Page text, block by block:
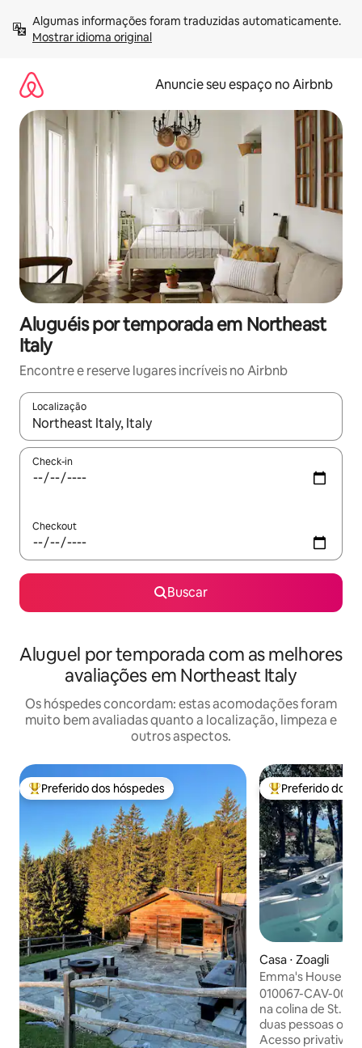
para
Mostrar idioma original
Anuncie seu espaço no Airbnb
Aluguéis por temporada em Northeast
Italy
Encontre e reserve lugares incríveis no Airbnb
Localização
Quando os resultados estiverem disponíveis, explore-os
Check-in
Checkout
Buscar
Aluguel por temporada com as melhores
avaliações em Northeast Italy
Os hóspedes concordam: estas acomodações foram
muito bem avaliadas quanto a localização, limpeza e
outros aspectos.
Entre os melhores preferidos dos hóspedes
Preferido dos hóspedes Entre os
Preferido dos
Casa ⋅ Zoagli
Emma's House -
010067-CAV-
na colina de St.
duas pessoas ou
Acesso privativo